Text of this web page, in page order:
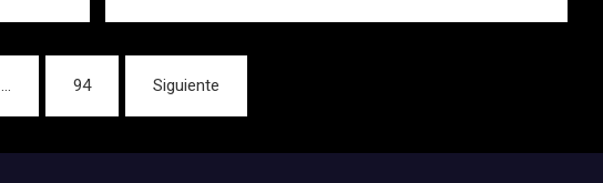
… 94 Siguiente